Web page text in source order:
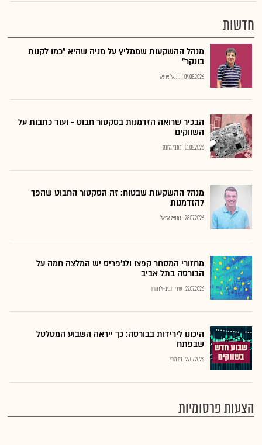
חדשות
מנהל ההשקעות שממליץ על מניה שהיא "כמו לקנות
בונקר"
04.08.2026 נתנאל אריאל
הבכיר שרואה הזדמנות בסקטור חבוט - ועוד כתבות על
השווקים
01.08.2026 כתבי גלובס
מנהל ההשקעות שבטוח: זה הסקטור החבוט שהפך
להזדמנות
28.07.2026 נתנאל אריאל
מחזורי המסחר קפצו ולג'פריס יש המלצה חמה על
הבורסה בתל אביב
27.07.2026 שירי חביב-ולדהורן
היכונו לירידות בבורסה: כך ייראה השבוע המטלטל
שבפתח
27.07.2026 רם מורי
הצעות פרסומיות